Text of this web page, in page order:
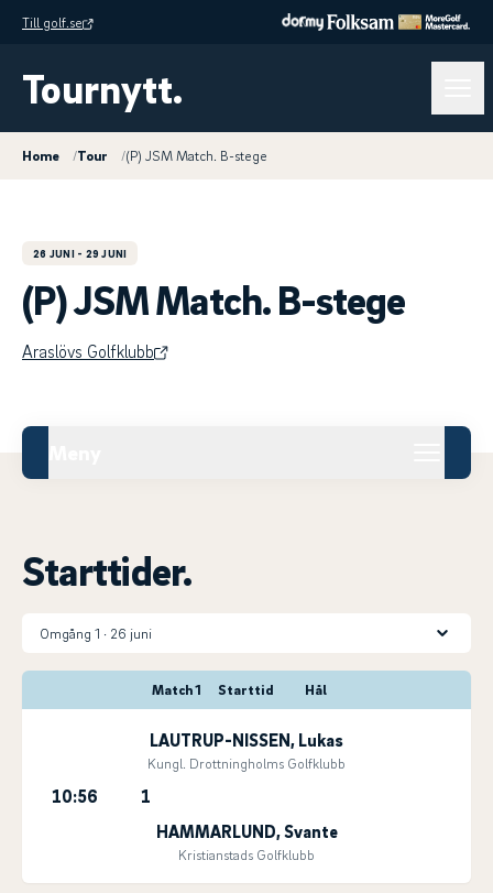
Till golf.se
Tournytt.
Home /Tour /(P) JSM Match. B-stege
26 JUNI - 29 JUNI
(P) JSM Match. B-stege
Araslövs Golfklubb
Starttider.
Match 1 Starttid Hål
LAUTRUP-NISSEN, Lukas
Kungl. Drottningholms Golfklubb
10:56
1
HAMMARLUND, Svante
Kristianstads Golfklubb